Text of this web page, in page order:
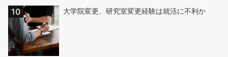
大学院変更、研究室変更経験は就活に不利か